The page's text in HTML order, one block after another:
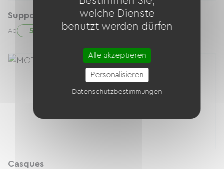
Support Téléphone
Ab 5.00 € / Tag
Casques
welche Dienste
benutzt werden dürfen
Alle akzeptieren
Personalisieren
Datenschutzbestimmungen